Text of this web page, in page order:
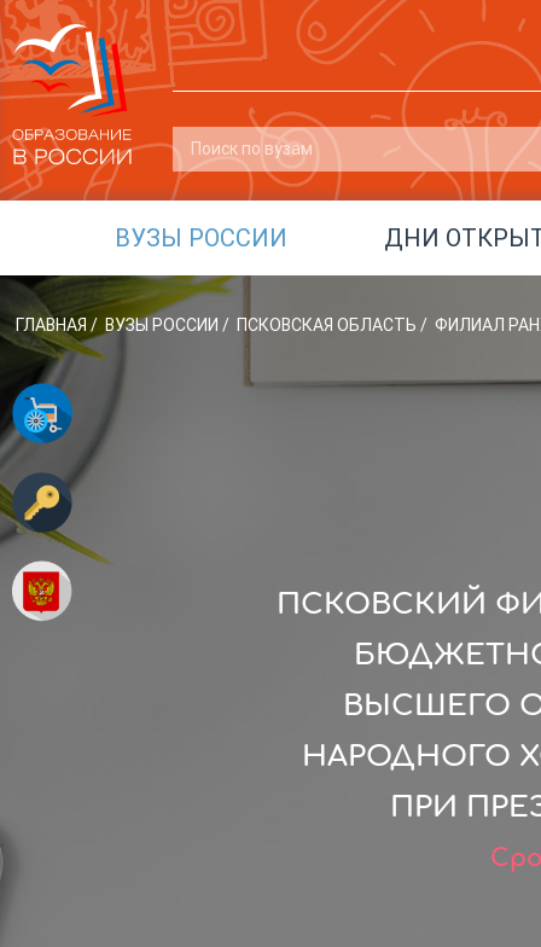
ВУЗЫ РОССИИ ДНИ
ГЛАВНАЯ / ВУЗЫ РОССИИ / ПСКОВСКАЯ ОБЛАСТЬ / ФИЛИАЛ
ПСКОВСКИЙ
ВЫСШЕГО
НАРОДНОГО
ПРИ